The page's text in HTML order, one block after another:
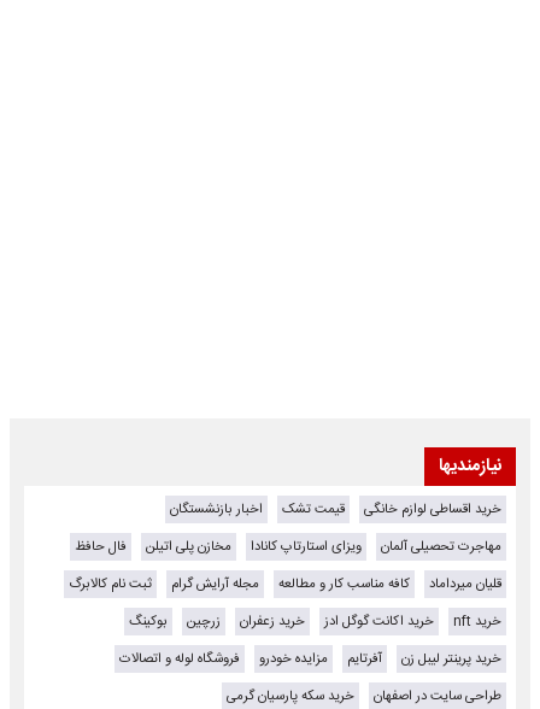
نیازمندیها
خرید اقساطی لوازم خانگی قیمت تشک
اخبار بازنشستگان
مهاجرت تحصیلی آلمان
ویزای استارتاپ کانادا مخازن پلی اتیلن
فال حافظ
قلیان میرداماد
کافه مناسب کار و مطالعه مجله آرایش گرام
ثبت نام کالابرگ
خرید nft
خرید اکانت گوگل ادز خرید زعفران زرچین
بوکینگ
خرید پرینتر لیبل زن
آفرتایم مزایده خودرو
فروشگاه لوله و اتصالات
طراحی سایت در اصفهان
خرید سکه پارسیان گرمی